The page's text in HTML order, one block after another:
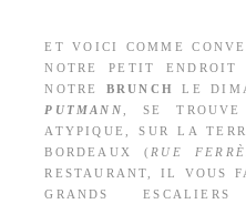
ET VOICI COMME
NOTRE PETIT ENDROIT
NOTRE BRUNCH LE
PUTMANN
, SE
ATYPIQUE, SUR LA
BORDEAUX ( RUE
RESTAURANT, IL VOUS
GRANDS